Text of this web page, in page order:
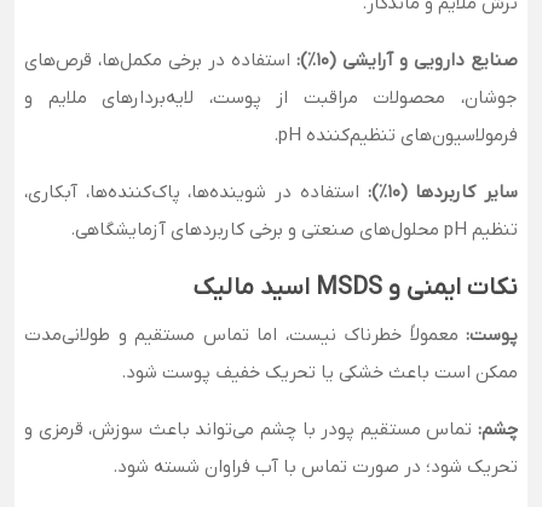
صنایع دارویی و آرایشی (۱۰٪):
استفاده در برخی مکمل‌ها، قرص‌های
جوشان، محصولات مراقبت از پوست، لایه‌بردارهای ملایم و
فرمولاسیون‌های تنظیم‌کننده pH.
سایر کاربردها (۱۰٪):
استفاده در شوینده‌ها، پاک‌کننده‌ها، آبکاری،
تنظیم pH محلول‌های صنعتی و برخی کاربردهای آزمایشگاهی.
نکات ایمنی و MSDS اسید مالیک
پوست: معمولاً خطرناک نیست، اما تماس مستقیم و طولانی‌مدت
ممکن است باعث خشکی یا تحریک خفیف پوست شود.
چشم: تماس مستقیم پودر با چشم می‌تواند باعث سوزش، قرمزی و
تحریک شود؛ در صورت تماس با آب فراوان شسته شود.